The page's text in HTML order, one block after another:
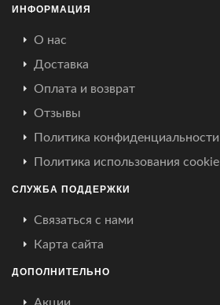
ИНФОРМАЦИЯ
О нас
Доставка
Оплата и возврат
Отзывы
Политика конфиденциальности
Политика использования cookie
СЛУЖБА ПОДДЕРЖКИ
Связаться с нами
Карта сайта
ДОПОЛНИТЕЛЬНО
Акции